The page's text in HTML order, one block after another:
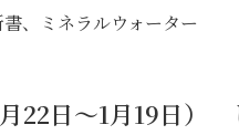
、ミネラルウォーター
22日～1月19日）